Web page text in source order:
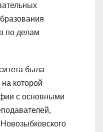
по делам
была
которой
с основными